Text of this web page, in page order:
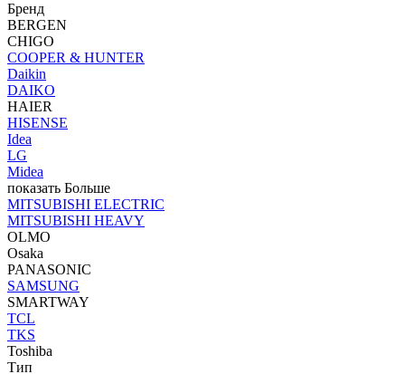
Бренд
BERGEN
CHIGO
COOPER & HUNTER
Daikin
DAIKO
HAIER
HISENSE
Idea
LG
Midea
показать Больше
MITSUBISHI ELECTRIC
MITSUBISHI HEAVY
OLMO
Osaka
PANASONIC
SAMSUNG
SMARTWAY
TCL
TKS
Toshiba
Тип